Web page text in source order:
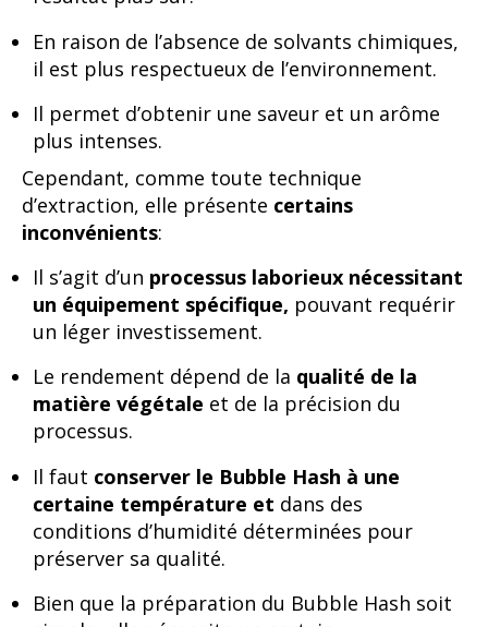
En raison de l’absence de solvants chimiques,
il est plus respectueux de l’environnement.
Il permet d’obtenir une saveur et un arôme
plus intenses.
Cependant, comme toute technique
d’extraction, elle présente certains
inconvénients:
Il s’agit d’un processus laborieux nécessitant
un équipement spécifique, pouvant requérir
un léger investissement.
Le rendement dépend de la qualité de la
matière végétale et de la précision du
processus.
Il faut conserver le Bubble Hash à une
certaine température et dans des
conditions d’humidité déterminées pour
préserver sa qualité.
Bien que la préparation du Bubble Hash soit